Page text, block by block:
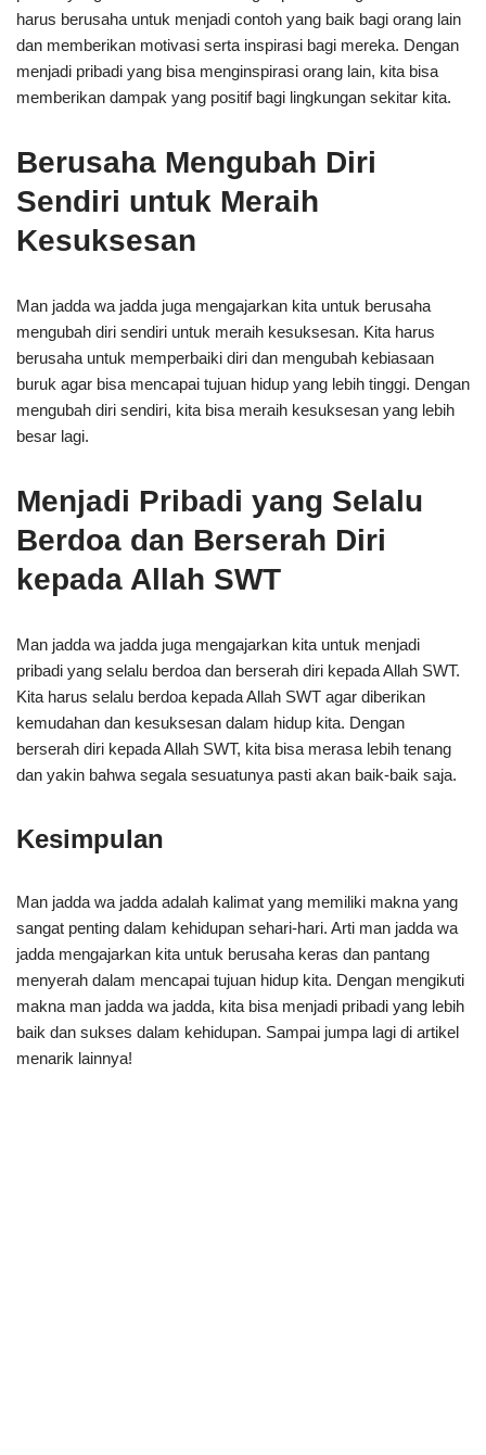
harus berusaha untuk menjadi contoh yang baik bagi orang lain
dan memberikan motivasi serta inspirasi bagi mereka. Dengan
menjadi pribadi yang bisa menginspirasi orang lain, kita bisa
memberikan dampak yang positif bagi lingkungan sekitar kita.
Berusaha Mengubah Diri
Sendiri untuk Meraih
Kesuksesan
Man jadda wa jadda juga mengajarkan kita untuk berusaha
mengubah diri sendiri untuk meraih kesuksesan. Kita harus
berusaha untuk memperbaiki diri dan mengubah kebiasaan
buruk agar bisa mencapai tujuan hidup yang lebih tinggi. Dengan
mengubah diri sendiri, kita bisa meraih kesuksesan yang lebih
besar lagi.
Menjadi Pribadi yang Selalu
Berdoa dan Berserah Diri
kepada Allah SWT
Man jadda wa jadda juga mengajarkan kita untuk menjadi
pribadi yang selalu berdoa dan berserah diri kepada Allah SWT.
Kita harus selalu berdoa kepada Allah SWT agar diberikan
kemudahan dan kesuksesan dalam hidup kita. Dengan
berserah diri kepada Allah SWT, kita bisa merasa lebih tenang
dan yakin bahwa segala sesuatunya pasti akan baik-baik saja.
Kesimpulan
Man jadda wa jadda adalah kalimat yang memiliki makna yang
sangat penting dalam kehidupan sehari-hari. Arti man jadda wa
jadda mengajarkan kita untuk berusaha keras dan pantang
menyerah dalam mencapai tujuan hidup kita. Dengan mengikuti
makna man jadda wa jadda, kita bisa menjadi pribadi yang lebih
baik dan sukses dalam kehidupan. Sampai jumpa lagi di artikel
menarik lainnya!